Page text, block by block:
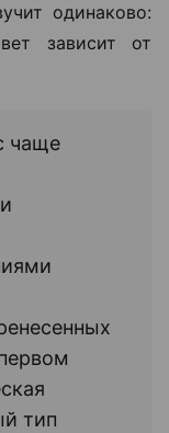
одинаково:
зависит от
чаще
тип